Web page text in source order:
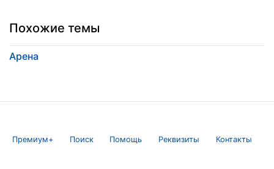
Похожие темы
Арена
Премиум+ Поиск Помощь Реквизиты Контакты